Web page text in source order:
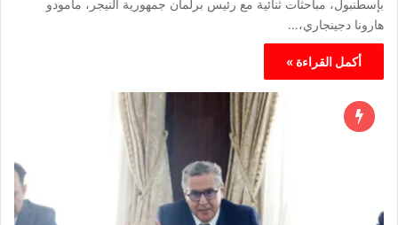
بإسطنبول، مباحثات ثنائية مع رئيس برلمان جمهورية النيجر، مامودو
هارونا دجينجاري،…
أكمل القراءة »